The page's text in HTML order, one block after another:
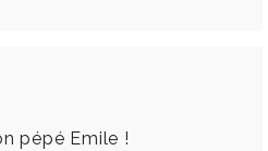
pépé Emile !